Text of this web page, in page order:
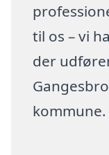
til os – vi
der
kommune.